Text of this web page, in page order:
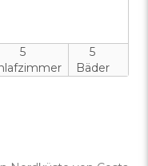
5
5
Bäder